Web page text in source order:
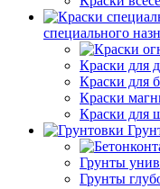
специального
Краски для
Краски для
Краски
Краски для
Грунты
Грунты